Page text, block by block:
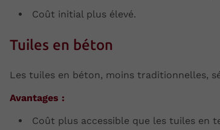
Coût initial plus élevé.
Tuiles en béton
Les tuiles en béton, moins traditionnelles,
Avantages :
Coût plus accessible que les tuiles en